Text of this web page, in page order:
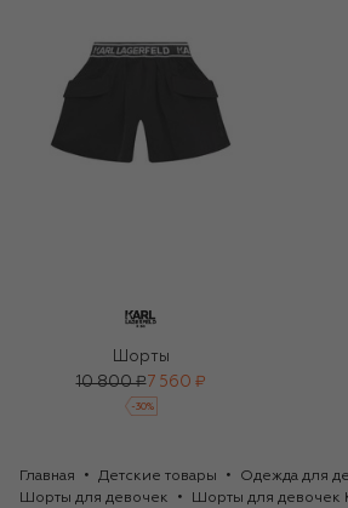
Шорты
10 800 ₽7 560 ₽
-30%
Главная Детские товары
Одежда для
Шорты для девочек
Шорты для девочек